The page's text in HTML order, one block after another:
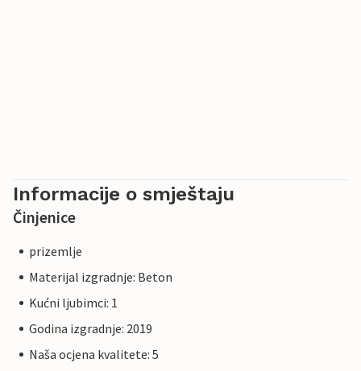
Informacije o smještaju
Činjenice
prizemlje
Materijal izgradnje: Beton
Kućni ljubimci: 1
Godina izgradnje: 2019
Naša ocjena kvalitete: 5